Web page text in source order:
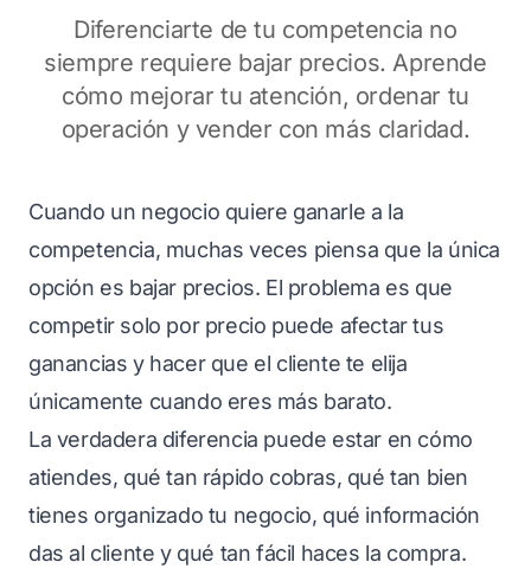
Diferenciarte de tu competencia no
siempre requiere bajar precios. Aprende
cómo mejorar tu atención, ordenar tu
operación y vender con más claridad.
Cuando un negocio quiere ganarle a la
competencia, muchas veces piensa que la única
opción es bajar precios. El problema es que
competir solo por precio puede afectar tus
ganancias y hacer que el cliente te elija
únicamente cuando eres más barato.
La verdadera diferencia puede estar en cómo
atiendes, qué tan rápido cobras, qué tan bien
tienes organizado tu negocio, qué información
das al cliente y qué tan fácil haces la compra.